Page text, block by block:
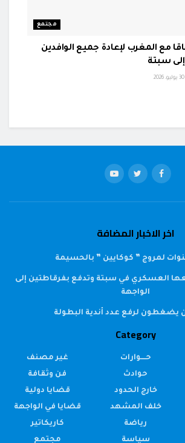
مجتمع
مع المغرب لإعادة جميع الوافدين
سبتة
اخر الاخبار المضافة
لمروج ” كوكايين ” بالحسيمة
العسكري في سبتة وتدفع بفرقاطتين إلى
الواجهة
يضغطون لرفع عدد أندية البطولة
Category
حــــوارات
حوادث
خارج الحدود
خلف المشهد
رياضة
سياسة
غير مصنف
فن وثقافة
قضايا دولية
قضايا في الواجهة
كاريكاتير
مجتمع